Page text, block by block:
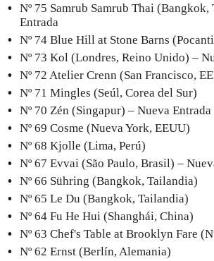
Nº 75 Samrub Samrub Thai
Entrada
Nº 74 Blue Hill at Stone Barns
Nº 73 Kol (Londres, Reino Unido) –
Nº 72 Atelier Crenn (San Francisco,
Nº 71 Mingles (Seúl, Corea del Sur)
Nº 70 Zén (Singapur) – Nueva Entrada
Nº 69 Cosme (Nueva York, EEUU)
Nº 68 Kjolle (Lima, Perú)
Nº 67 Evvai (São Paulo, Brasil) –
Nº 66 Sühring (Bangkok, Tailandia)
Nº 65 Le Du (Bangkok, Tailandia)
Nº 64 Fu He Hui (Shanghái, China)
Nº 63 Chef's Table at Brooklyn Fare
Nº 62 Ernst (Berlín, Alemania)